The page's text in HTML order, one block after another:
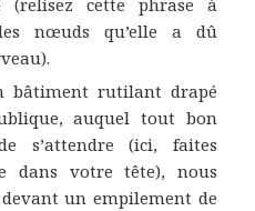
nœuds qu’elle a dû
bâtiment rutilant drapé
auquel tout bon
s’attendre (ici, faites
dans votre tête), nous
un empilement de